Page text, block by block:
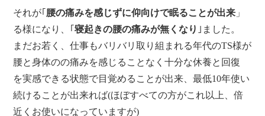
それが｢ 腰の痛みを感じずに仰向けで眠ることが出来」
る様になり、｢ 寝起きの腰の痛みが無くなり ｣ました。
まだお若く、仕事もバリバリ取り組まれる年代のTS様が
腰と身体のの痛みを感じることなく十分な休養と回復
を実感できる状態で目覚めることが出来、最低10年使い
続けることが出来れば(ほぼすべての方がこれ以上、倍
近くお使いになっていますが)